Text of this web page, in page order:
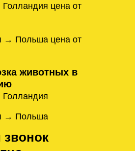
цена от
→ Польша цена от
животных в
→ Польша
звонок